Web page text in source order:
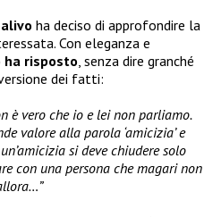
ha deciso di approfondire la
Con eleganza e
risposto, senza dire granché
dei fatti:
è vero che io e lei non parliamo.
valore alla parola ‘amicizia’ e
si deve chiudere solo
con una persona che magari non